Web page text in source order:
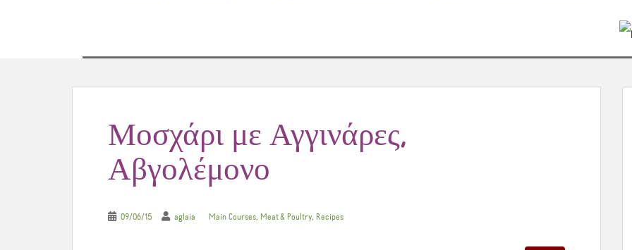
Μοσχάρι με Αγγινάρες,
Αβγολέμονο
09/06/15 aglaia Main Courses, Meat & Poultry, Recipes